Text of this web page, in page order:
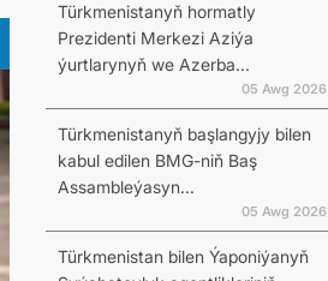
Türkmenistanyň hormatly
Prezidenti Merkezi Aziýa
ýurtlarynyň we Azerba...
05 Awg 2026
Türkmenistanyň başlangyjy bilen
kabul edilen BMG-niň Baş
Assambleýasyn...
05 Awg 2026
Türkmenistan bilen Ýaponiýanyň